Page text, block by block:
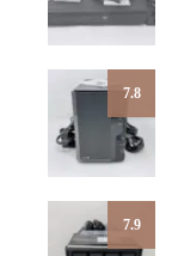
7.8
7.9